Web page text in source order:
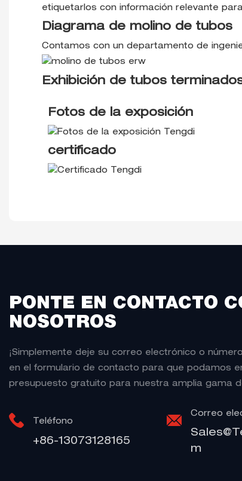
etiquetarlos con información relevante
Diagrama de molino de tubos
Contamos con un departamento de
Exhibición de tubos
Fotos de la exposición
certificado
PONTE EN CONTACTO
NOSOTROS
¡Simplemente deje su correo electrónico o
en el formulario de contacto para que podamos
presupuesto gratuito para nuestra amplia gama
Teléfono
+86-13073128165
Correo
M